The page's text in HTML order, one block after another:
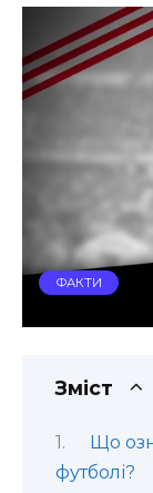
ФАКТИ
Зміст
Що
футболі?